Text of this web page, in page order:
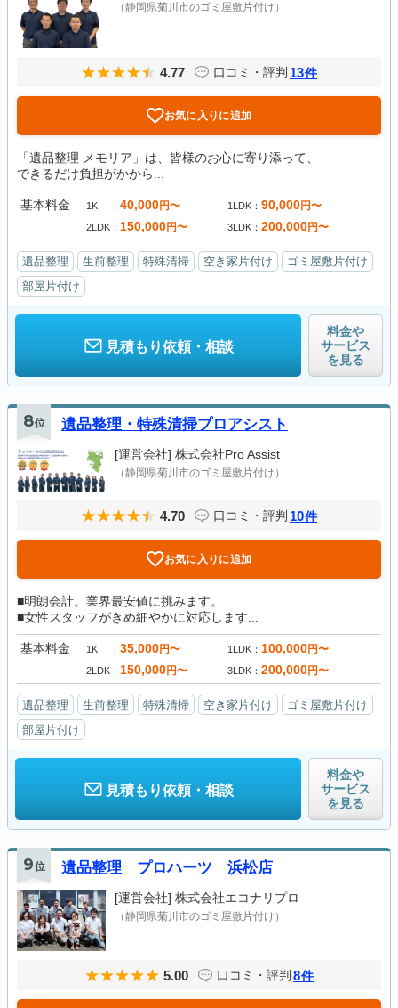
（静岡県菊川市のゴミ屋敷片付け）
4.77 口コミ・評判 13件
お気に入りに追加
「遺品整理 メモリア」は、皆様のお心に寄り添って、
できるだけ負担がかから...
基本料金 1K 40,000円〜 1LDK 90,000円〜
2LDK 150,000円〜 3LDK 200,000円〜
遺品整理 生前整理 特殊清掃 空き家片付け
ゴミ屋敷片付け
部屋片付け
見積もり依頼・相談
料金や
サービス
を見る
8位 遺品整理・特殊清掃プロアシスト
[運営会社] 株式会社Pro Assist
（静岡県菊川市のゴミ屋敷片付け）
4.70 口コミ・評判 10件
お気に入りに追加
■明朗会計。業界最安値に挑みます。
■女性スタッフがきめ細やかに対応します...
基本料金 1K 35,000円〜 1LDK 100,000円〜
2LDK 150,000円〜 3LDK 200,000円〜
遺品整理 生前整理 特殊清掃 空き家片付け
ゴミ屋敷片付け
部屋片付け
見積もり依頼・相談
料金や
サービス
を見る
9位 遺品整理 プロハーツ 浜松店
[運営会社] 株式会社エコナリプロ
（静岡県菊川市のゴミ屋敷片付け）
5.00 口コミ・評判 8件